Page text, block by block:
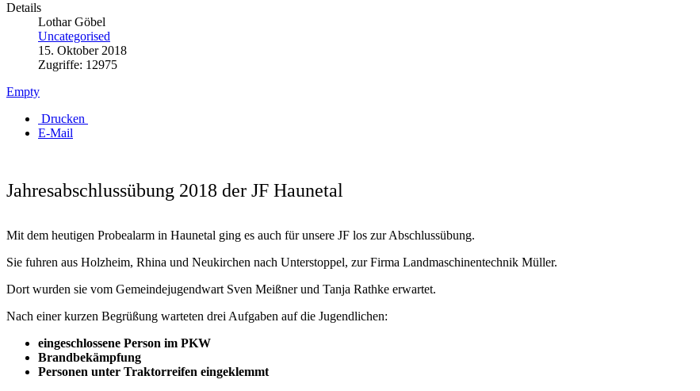
Details
Lothar Göbel
Uncategorised
15. Oktober 2018
Zugriffe: 12975
Empty
Drucken
E-Mail
Jahresabschlussübung 2018 der JF Haunetal
Mit dem heutigen Probealarm in Haunetal ging es auch für unsere JF los zur Abschlussübung.
Sie fuhren aus Holzheim, Rhina und Neukirchen nach Unterstoppel, zur Firma Landmaschinentechnik Müller.
Dort wurden sie vom Gemeindejugendwart Sven Meißner und Tanja Rathke erwartet.
Nach einer kurzen Begrüßung warteten drei Aufgaben auf die Jugendlichen:
eingeschlossene Person im PKW
Brandbekämpfung
Personen unter Traktorreifen eingeklemmt